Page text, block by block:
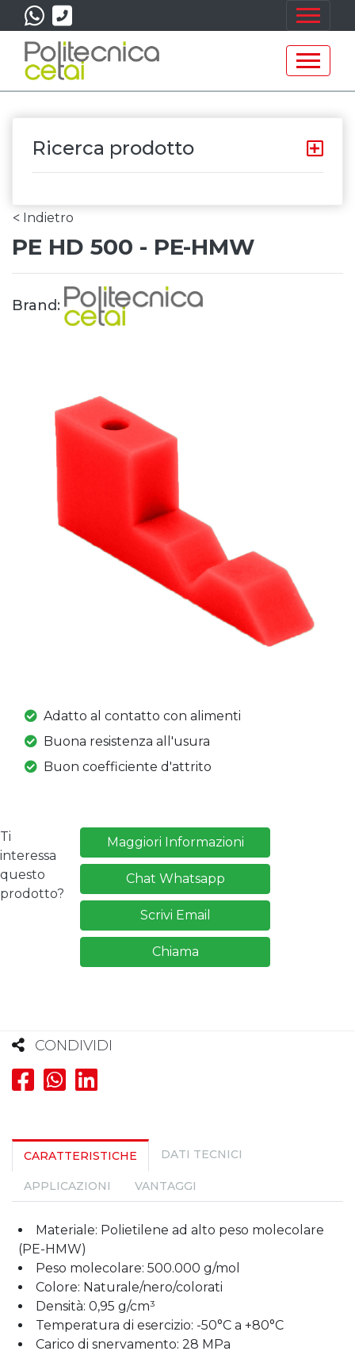
Ricerca prodotto
< Indietro
PE HD 500 - PE-HMW
Brand:
Adatto al contatto con alimenti
Buona resistenza all'usura
Buon coefficiente d'attrito
Ti
interessa
questo
prodotto?
Maggiori Informazioni
Chat Whatsapp
Scrivi Email
Chiama
CONDIVIDI
CARATTERISTICHE DATI TECNICI
APPLICAZIONI VANTAGGI
Materiale: Polietilene ad alto peso molecolare
(PE-HMW)
Peso molecolare: 500.000 g/mol
Colore: Naturale/nero/colorati
Densità: 0,95 g/cm³
Temperatura di esercizio: -50°C a +80°C
Carico di snervamento: 28 MPa